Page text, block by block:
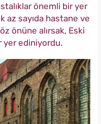
önemli bir yer
az sayıda hastane ve
önüne alırsak, Eski
yer ediniyordu.